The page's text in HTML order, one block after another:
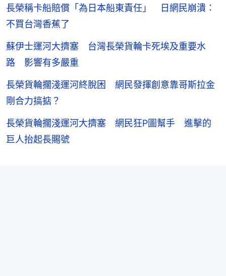
長榮稱卡船賠償「為日本船東責任」 日網民崩潰：
不買台灣香蕉了
蘇伊士運河大擠塞 台灣長榮貨輪卡死埃及重要水
路 影響有多嚴重
長榮貨輪擱淺運河終脫困 網民發揮創意靠哥斯拉金
剛合力搞掂？
長榮貨輪擱淺運河大擠塞 網民狂P圖幫手 進擊的
巨人抬起長賜號